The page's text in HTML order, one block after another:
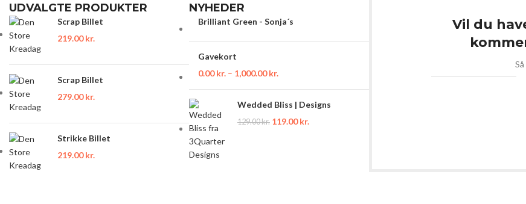
UDVALGTE PRODUKTER
Scrap Billet
219.00kr.
Scrap Billet
279.00kr.
Strikke Billet
219.00kr.
NYHEDER
Brilliant Green - Sonja´s
Gavekort
0.00kr. – 1,000.00kr.
Wedded Bliss | Designs
129.00kr. 119.00kr.
Vil du